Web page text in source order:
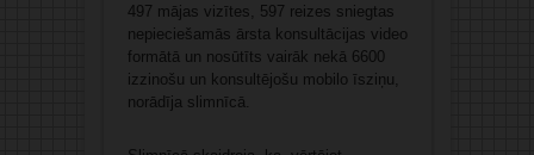
497 mājas vizītes, 597 reizes sniegtas
nepieciešamās ārsta konsultācijas video
formātā un nosūtīts vairāk nekā 6600
izzinošu un konsultējošu mobilo īsziņu,
norādīja slimnīcā.